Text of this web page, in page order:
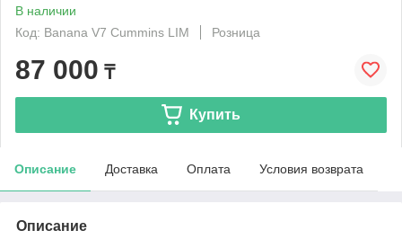
В наличии
Код: Banana V7 Cummins LIM
Розница
87 000 ₸
Купить
Описание Доставка Оплата Условия возврата
Описание